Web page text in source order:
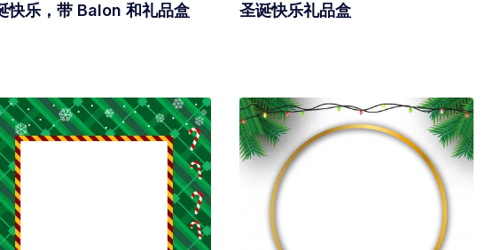
快乐，带 Balon 和礼品盒 圣诞快乐礼品盒